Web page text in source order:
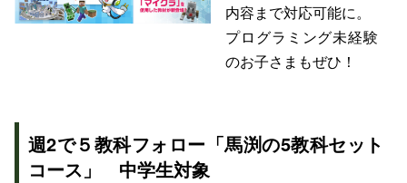
内容まで対応可能に。
プログラミング未経験
のお子さまもぜひ！
週2で５教科フォロー 「馬渕の5教科セット
コース」 中学生対象